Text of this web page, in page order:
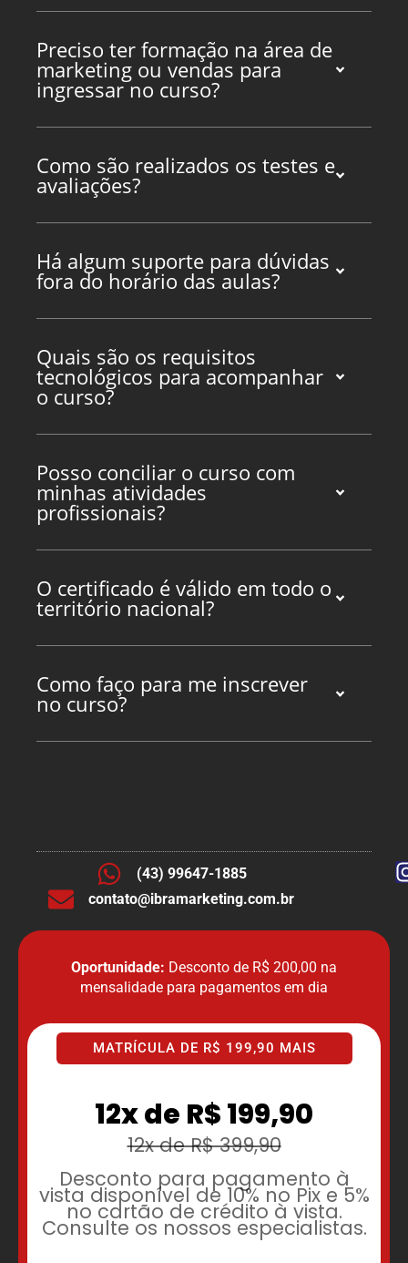
Preciso ter formação na área de
marketing ou vendas para
ingressar no curso?
Como são realizados os testes e
avaliações?
Há algum suporte para dúvidas
fora do horário das aulas?
Quais são os requisitos
tecnológicos para acompanhar
o curso?
Posso conciliar o curso com
minhas atividades
profissionais?
O certificado é válido em todo o
território nacional?
Como faço para me inscrever
no curso?
(43) 99647-1885
contato@ibramarketing.com.br
Oportunidade: Desconto de R$ 200,00 na
mensalidade para pagamentos em dia
MATRÍCULA DE R$ 199,90 MAIS
12x de R$ 199,90
12x de R$ 399,90
Desconto para pagamento à
vista disponível de 10% no Pix e 5%
no cartão de crédito à vista.
Consulte os nossos especialistas.